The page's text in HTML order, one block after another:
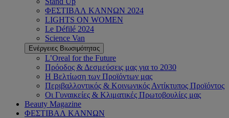
ΦΕΣΤΙΒΑΛ ΚΑΝΝΩΝ 2024
LIGHTS ON WOMEN
Le Défilé 2024
Science Van
Ενέργειες Βιωσιμότητας
L’Oreal for the Future
Πρόοδος & Δεσμεύσεις μας για το 2030
Η Βελτίωση των Προϊόντων μας
Περιβαλλοντικός & Κοινωνικός Αντίκτυπος Προϊόντος
Οι Γυναικείες & Κλιματικές Πρωτοβουλίες μας
Beauty Magazine
ΦΕΣΤΙΒΑΛ ΚΑΝΝΩΝ